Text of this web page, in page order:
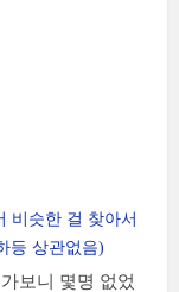
비슷한 걸 찾아서
등 상관없음)
보니 몇명 없었